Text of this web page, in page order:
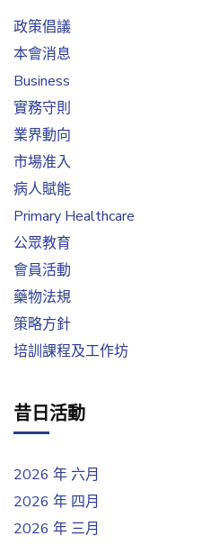
政策倡議
本會消息
Business
實務守則
業界動向
市場准入
病人賦能
Primary Healthcare
公眾教育
會員活動
藥物法規
策略方針
培訓課程及工作坊
昔日活動
2026 年 六月
2026 年 四月
2026 年 三月